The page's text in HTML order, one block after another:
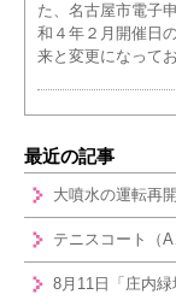
た、名古屋市電子
和４年２月開催日
来と変更になって
最近の記事
大噴水の運転再
テニスコート（
8月11日「庄内